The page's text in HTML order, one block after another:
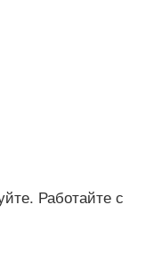
Работайте с